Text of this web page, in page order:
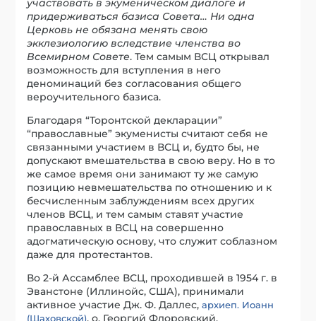
участвовать в экуменическом диалоге и
придерживаться базиса Совета… Ни одна
Церковь не обязана менять свою
экклезиологию вследствие членства во
Всемирном Совете. Тем самым ВСЦ открывал
возможность для вступления в него
деноминаций без согласования общего
вероучительного базиса.
Благодаря “Торонтской декларации”
“православные” экуменисты считают себя не
связанными участием в ВСЦ и, будто бы, не
допускают вмешательства в свою веру. Но в то
же самое время они занимают ту же самую
позицию невмешательства по отношению и к
бесчисленным заблуждениям всех других
членов ВСЦ, и тем самым ставят участие
православных в ВСЦ на совершенно
адогматическую основу, что служит соблазном
даже для протестантов.
Во 2-й Ассамблее ВСЦ, проходившей в 1954 г. в
Эванстоне (Иллинойс, США), принимали
активное участие Дж. Ф. Даллес,архиеп. Иоанн
(Шаховской), о. Георгий Флоровский,